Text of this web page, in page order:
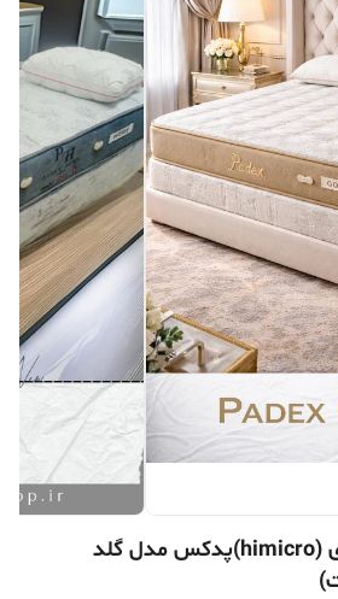
تشک سوپر طبی فنری (himicro)پدکس مدل گلد